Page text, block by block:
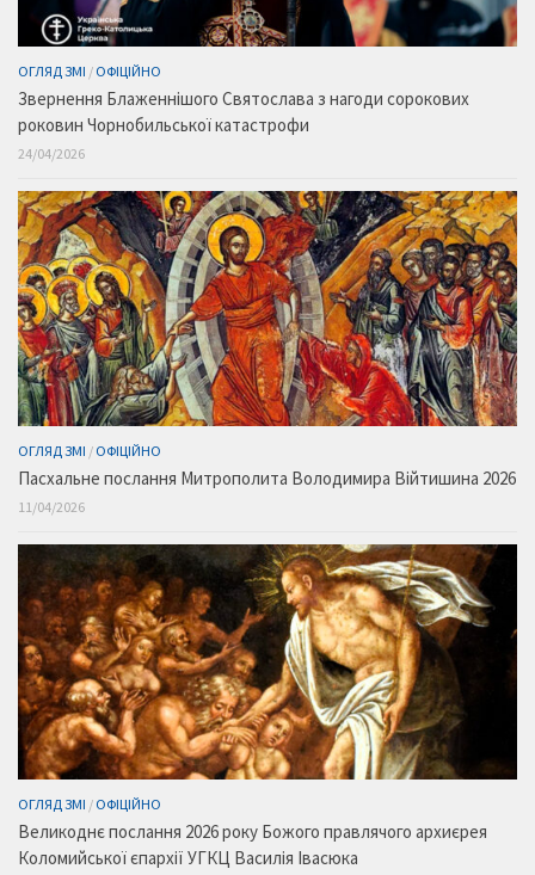
ОГЛЯД ЗМІ / ОФІЦІЙНО
Звернення Блаженнішого Святослава з нагоди сорокових
роковин Чорнобильської катастрофи
24/04/2026
ОГЛЯД ЗМІ / ОФІЦІЙНО
Пасхальне послання Митрополита Володимира Війтишина 2026
11/04/2026
ОГЛЯД ЗМІ / ОФІЦІЙНО
Великоднє послання 2026 року Божого правлячого архиєрея
Коломийської єпархії УГКЦ Василія Івасюка